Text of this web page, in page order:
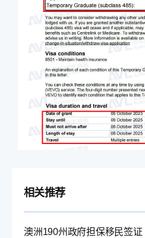
相关推荐
澳洲190州政府担保移民签证